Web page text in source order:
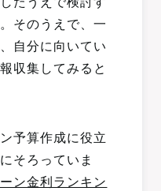
そのうえで、一
自分に向いてい
収集してみると
予算作成に役立
そろっていま
ン金利ランキン